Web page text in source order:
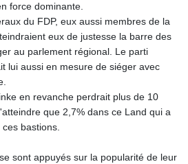
force dominante.
du FDP, eux aussi membres de la
eux de justesse la barre des
au parlement régional. Le parti
lui aussi en mesure de siéger avec
en revanche perdrait plus de 10
que 2,7% dans ce Land qui a
bastions.
sont appuyés sur la popularité de leur